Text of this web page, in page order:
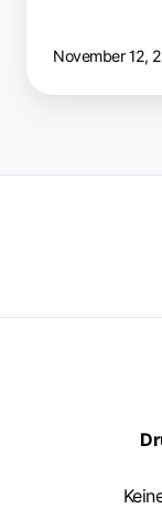
November 12,